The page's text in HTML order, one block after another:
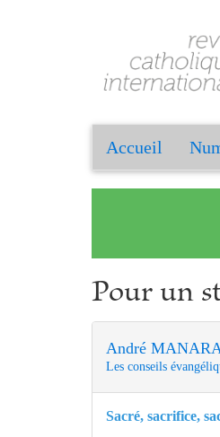
Accueil
Pour un
André
Les conseils
Sacré, sacrifice,